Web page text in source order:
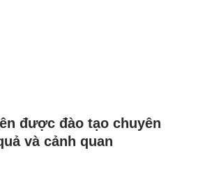
được đào tạo chuyên
và cảnh quan